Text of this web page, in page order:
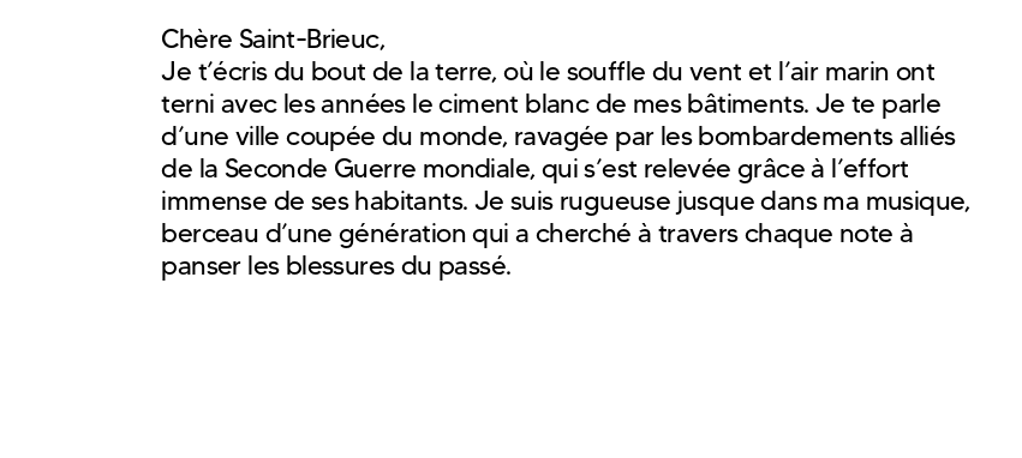
Chère Saint-Brieuc,
Je t’écris du bout de la terre, où le souffle du vent et l’air marin ont
terni avec les années le ciment blanc de mes bâtiments. Je te parle
d’une ville coupée du monde, ravagée par les bombardements alliés
de la Seconde Guerre mondiale, qui s’est relevée grâce à l’effort
immense de ses habitants. Je suis rugueuse jusque dans ma musique,
berceau d’une génération qui a cherché à travers chaque note à
panser les blessures du passé.